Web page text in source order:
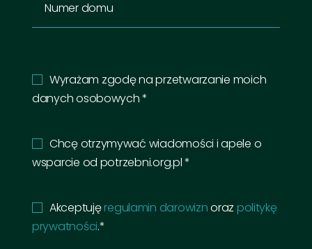
Wyrażam zgodę na przetwarzanie moich
danych osobowych *
Chcę otrzymywać wiadomości i apele o
wsparcie od potrzebni.org.pl *
Akceptujęregulamin darowiznoraz politykę
prywatności.*